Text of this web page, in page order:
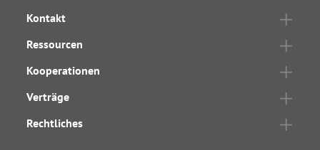
Kontakt
Ressourcen
Kooperationen
Verträge
Rechtliches